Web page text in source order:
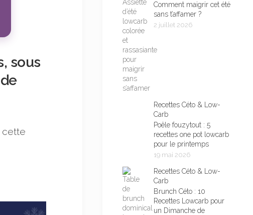
sous
cette
Comment maigrir cet été
sans t’affamer ?
2 juillet 2026
Recettes Céto & Low-
Carb
Poêle fouzytout : 5
recettes one pot lowcarb
pour le printemps
19 mai 2026
Recettes Céto & Low-
Carb
Brunch Céto : 10
Recettes Lowcarb pour
un Dimanche de